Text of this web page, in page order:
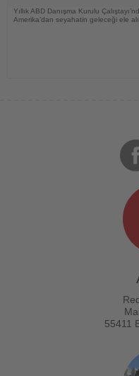
Yıllık ABD Danışma Kurulu
Amerika’dan seyahatin geleceği ele
55411